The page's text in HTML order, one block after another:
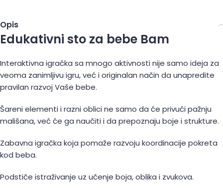
Opis
Edukativni sto za bebe Bam
Interaktivna igračka sa mnogo aktivnosti nije samo ideja za
veoma zanimljivu igru, već i originalan način da unapredite
pravilan razvoj Vaše bebe.
Šareni elementi i razni oblici ne samo da će privući pažnju
mališana, već će ga naučiti i da prepoznaju boje i strukture.
Zabavna igračka koja pomaže razvoju koordinacije pokreta
kod beba.
Podstiče istraživanje uz učenje boja, oblika i zvukova.